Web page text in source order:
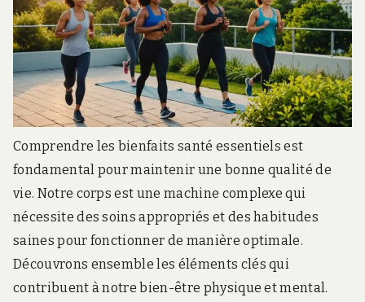
Comprendre les bienfaits santé essentiels est
fondamental pour maintenir une bonne qualité de
vie. Notre corps est une machine complexe qui
nécessite des soins appropriés et des habitudes
saines pour fonctionner de manière optimale.
Découvrons ensemble les éléments clés qui
contribuent à notre bien-être physique et mental.